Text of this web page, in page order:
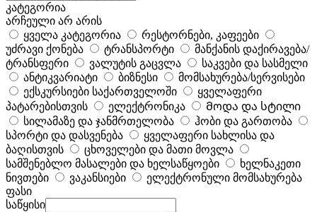
კატეგორია
არჩეული არ არის
ყველა კატეგორია
რესტორნები, კაფეები
უძრავი ქონება
ტრანსპორტი
მანქანის დაქირავება/
ტრანსფერი
ვალუტის გაცვლა
საკვები და სასმელი
ანტიკვარიატი
ბიზნესი
მომსახურება/სერვისები
ექსკურსიები საქართველოში
ყველაფერი
პატარებისთვის
ელექტრონიკა
Მოდა და სტილი
სილამაზე და ჯანმრთელობა
ჰობი და გართობა
სპორტი და დასვენება
ყველაფერი სახლისა და
ბაღისთვის
ცხოველები და მათი მოვლა
სამშენებლო მასალები და ხელსაწყოები
ხელნაკეთი
ნივთები
ვაკანსიები
ელექტრონული მომსახურება
ფასი
საწყისი